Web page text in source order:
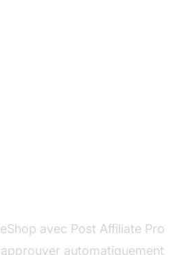
avec Post Affiliate Pro
automatiquement